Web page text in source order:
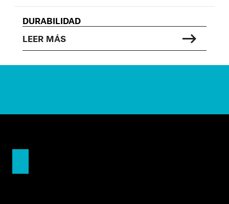
DURABILIDAD
LEER MÁS